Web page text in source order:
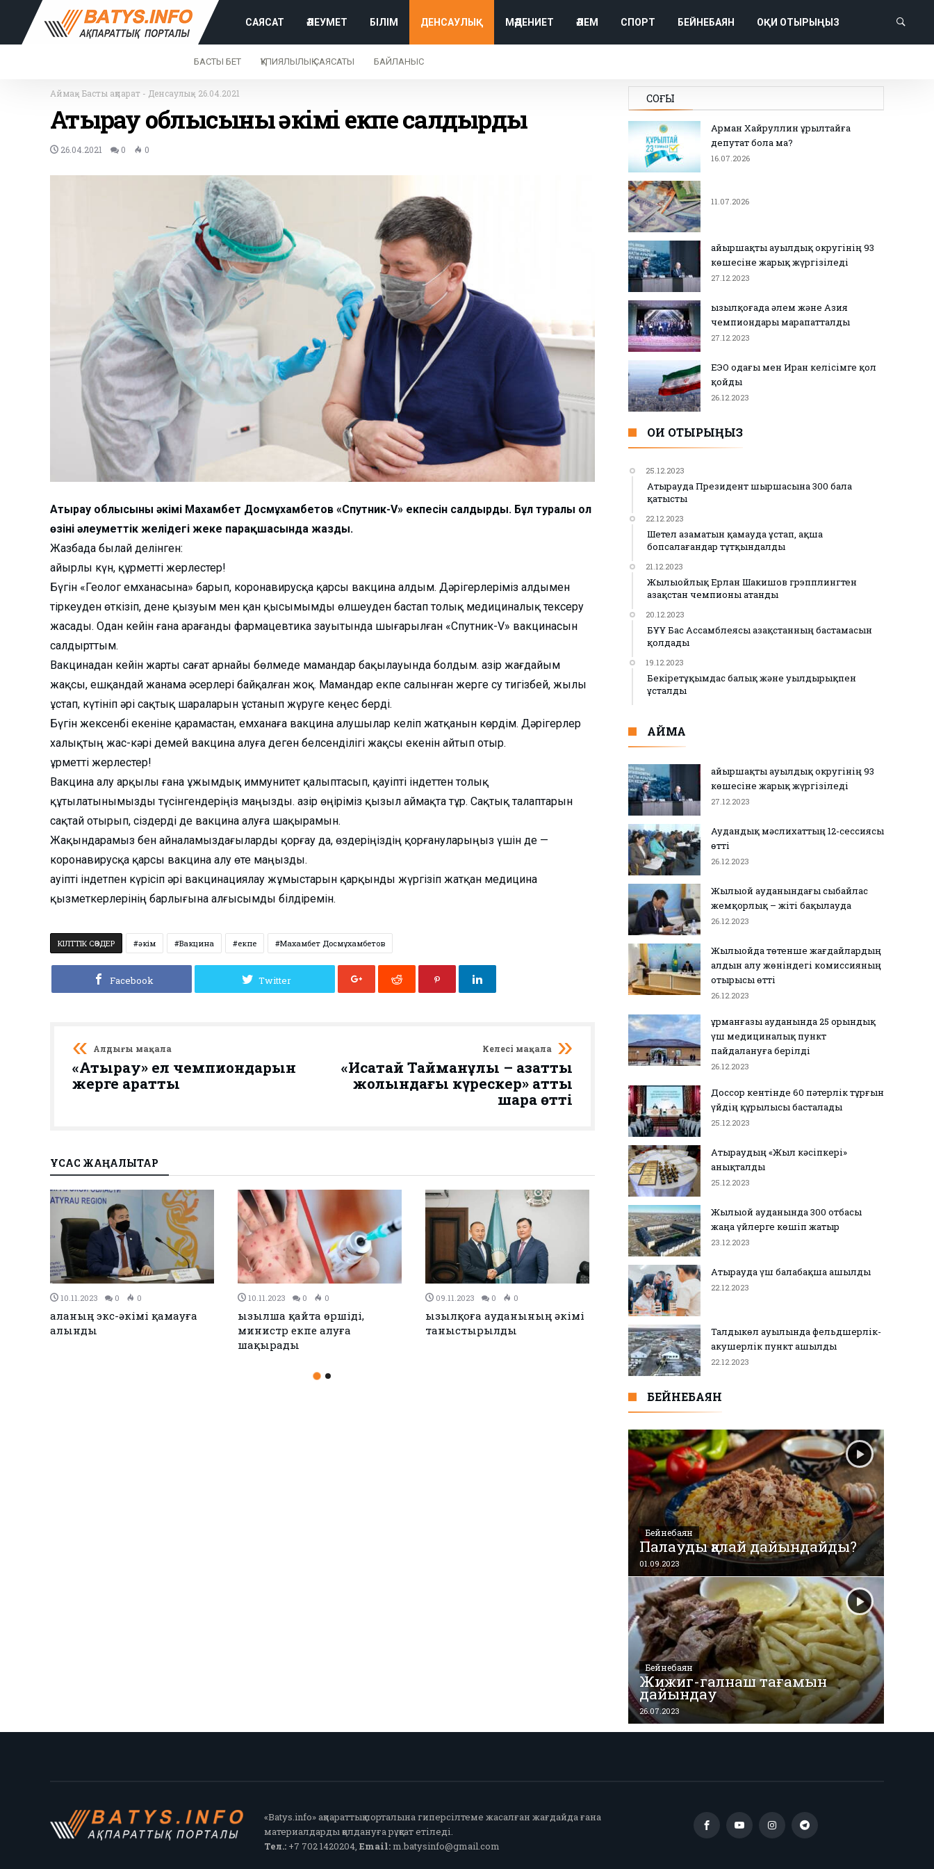
САЯСАТ ӘЛЕУМЕТ БІЛІМ ДЕНСАУЛЫҚ МӘДЕНИЕТ ӘЛЕМ СПОРТ БЕЙНЕБАЯН ОҚИ ОТЫРЫҢЫЗ
БАСТЫ БЕТ ҚҰПИЯЛЫЛЫҚ САЯСАТЫ БАЙЛАНЫС
Аймақ- Басты ақпарат - Денсаулық- 26.04.2021
Атырау облысының әкімі екпе салдырды
26.04.2021 0 0
Атырау облысының әкімі Махамбет Досмұхамбетов «Спутник-V» екпесін салдырды. Бұл туралы ол
өзінің әлеуметтік желідегі жеке парақшасында жазды.
Жазбада былай делінген:
Қайырлы күн, құрметті жерлестер!
Бүгін «Геолог емханасына» барып, коронавирусқа қарсы вакцина алдым. Дәрігерлеріміз алдымен
тіркеуден өткізіп, дене қызуым мен қан қысымымды өлшеуден бастап толық медициналық тексеру
жасады. Одан кейін ғана Қарағанды фармацевтика зауытында шығарылған «Спутник-V» вакцинасын
салдырттым.
Вакцинадан кейін жарты сағат арнайы бөлмеде мамандар бақылауында болдым. Қазір жағдайым
жақсы, ешқандай жанама әсерлері байқалған жоқ. Мамандар екпе салынған жерге су тигізбей, жылы
ұстап, күтініп әрі сақтық шараларын ұстанып жүруге кеңес берді.
Бүгін жексенбі екеніне қарамастан, емханаға вакцина алушылар келіп жатқанын көрдім. Дәрігерлер
халықтың жас-кәрі демей вакцина алуға деген белсенділігі жақсы екенін айтып отыр.
Құрметті жерлестер!
Вакцина алу арқылы ғана ұжымдық иммунитет қалыптасып, қауіпті індеттен толық
құтылатынымызды түсінгендеріңіз маңызды. Қазір өңіріміз қызыл аймақта тұр. Сақтық талаптарын
сақтай отырып, сіздерді де вакцина алуға шақырамын.
Жақындарамыз бен айналамыздағыларды қорғау да, өздеріңіздің қорғануларыңыз үшін де —
коронавирусқа қарсы вакцина алу өте маңызды.
Қауіпті індетпен күрісіп әрі вакцинациялау жұмыстарын қарқынды жүргізіп жатқан медицина
қызметкерлерінің барлығына алғысымды білдіремін.
КІЛТТІК СӨЗДЕР әкім Вакцина екпе Махамбет Досмұхамбетов
Facebook Twitter
Алдыңғы мақала
«Атырау» ел чемпиондарын
жерге қаратты
Келесі мақала
«Исатай Тайманұлы – азаттық
жолындағы күрескер» атты
шара өтті
ҰҚСАС ЖАҢАЛЫҚТАР
әкімі
06.11.2023
Атыраудың бұрынғы әкімі
жаңа қызметке
16.10.2023
Атырауда 20 мыңға жуық
адам тұмауға қарсы екпе
алды
10.10.2023
Атырауда 7754 адам тұмау
және ЖРВИ жұқтырған
СОҢҒЫ
Арман Хайруллин Құрылтайға
депутат бола ма?
16.07.2026
11.07.2026
Қайыршақты ауылдық округінің 93
көшесіне жарық жүргізіледі
27.12.2023
Қызылқоғада әлем және Азия
чемпиондары марапатталды
27.12.2023
ЕЭО одағы мен Иран келісімге қол
қойды
26.12.2023
ОҚИ ОТЫРЫҢЫЗ
25.12.2023
Атырауда Президент шыршасына 300 бала
қатысты
22.12.2023
Шетел азаматын қамауда ұстап, ақша
бопсалағандар тұтқындалды
21.12.2023
Жылыойлық Ерлан Шакишов грэпплингтен
Қазақстан чемпионы атанды
20.12.2023
БҰҰ Бас Ассамблеясы Қазақстанның бастамасын
қолдады
19.12.2023
Бекіретұқымдас балық және уылдырықпен
ұсталды
АЙМАҚ
Қайыршақты ауылдық округінің 93
көшесіне жарық жүргізіледі
27.12.2023
Аудандық мәслихаттың 12-сессиясы
өтті
26.12.2023
Жылыой ауданындағы сыбайлас
жемқорлық – жіті бақылауда
26.12.2023
Жылыойда төтенше жағдайлардың
алдын алу жөніндегі комиссияның
отырысы өтті
26.12.2023
Құрманғазы ауданында 25 орындық
үш медициналық пункт
пайдалануға берілді
26.12.2023
Доссор кентінде 60 пәтерлік тұрғын
үйдің құрылысы басталады
25.12.2023
Атыраудың «Жыл кәсіпкері»
анықталды
25.12.2023
Жылыой ауданында 300 отбасы
жаңа үйлерге көшіп жатыр
23.12.2023
Атырауда үш балабақша ашылды
22.12.2023
Талдыкөл ауылында фельдшерлік-
акушерлік пункт ашылды
22.12.2023
БЕЙНЕБАЯН
Бейнебаян
Палауды қалай дайындайды?
01.09.2023
Бейнебаян
Жижиг-галнаш тағамын
дайындау
26.07.2023
«Batys.info» ақпараттық порталына гиперсілтеме жасалған жағдайда ғана
материалдарды қолдануға рұқсат етіледі.
Тел.:+7 702 1420204, Email:m.batysinfo@gmail.com